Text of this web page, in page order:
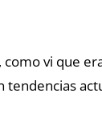
como vi que